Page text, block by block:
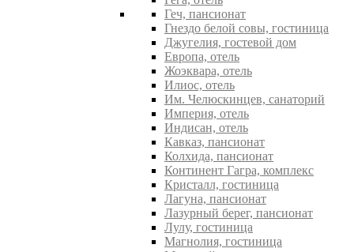
Геч, пансионат
Гнездо белой совы, гостиница
Джугелия, гостевой дом
Европа, отель
Жоэквара, отель
Илиос, отель
Им. Челюскинцев, санаторий
Империя, отель
Индисан, отель
Кавказ, пансионат
Колхида, пансионат
Континент Гагра, комплекс
Кристалл, гостиница
Лагуна, пансионат
Лазурный берег, пансионат
Лулу, гостиница
Магнолия, гостиница